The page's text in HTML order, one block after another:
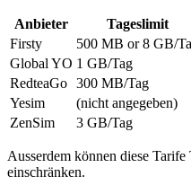
Anbieter
Tageslimit
Firsty
500 MB or 8 GB/
Global YO 1 GB/Tag
RedteaGo 300 MB/Tag
Yesim
(nicht angegeben)
ZenSim
3 GB/Tag
Ausserdem können diese
einschränken.